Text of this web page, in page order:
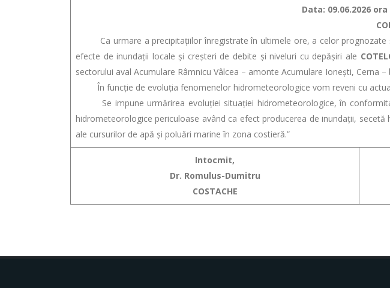
Data: 09.06.2026 ora
Ca urmare a precipitaţiilor înregistrate în ultimele ore, a celor prognozate
efecte de inundaţii locale şi creşteri de debite şi niveluri cu depăşiri ale
sectorului aval Acumulare Râmnicu Vâlcea – amonte Acumulare Ionești, Cerna –
În funcție de evoluția fenomenelor hidrometeorologice vom reveni cu
Se impune urmărirea evoluției situației hidrometeorologice, în
hidrometeorologice periculoase având ca efect producerea de inundații,
ale cursurilor de apă și poluări marine în zona costieră.”
Intocmit,
Dr. Romulus-Dumitru
COSTACHE